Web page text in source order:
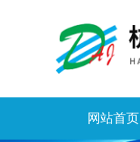
网站首页